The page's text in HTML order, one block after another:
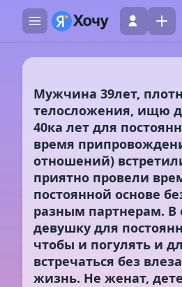
Мужчина 39лет,
телосложения, ищю
40ка лет для
время
отношений)
приятно провели
постоянной основе
разным партнерам.
девушку для
чтобы и погулять и
встречаться без
жизнь. Не женат,